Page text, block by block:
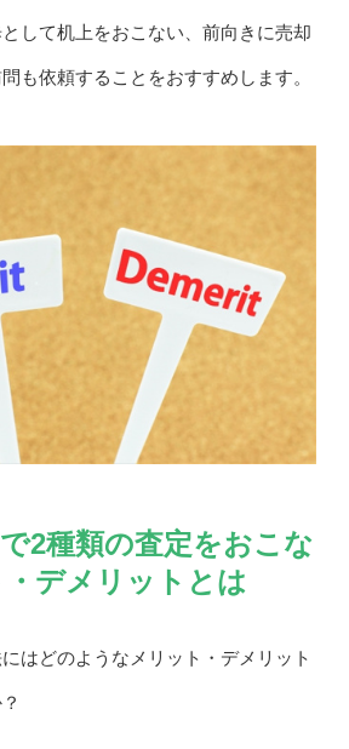
して机上をおこない、前向きに売却
も依頼することをおすすめします。
2種類の査定をおこな
デメリットとは
はどのようなメリット・デメリット